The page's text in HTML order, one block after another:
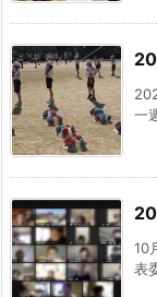
一
10
表